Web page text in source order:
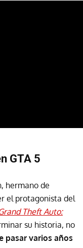
GTA 5
hermano de
el protagonista del
Theft Auto:
su historia, no
pasar varios años